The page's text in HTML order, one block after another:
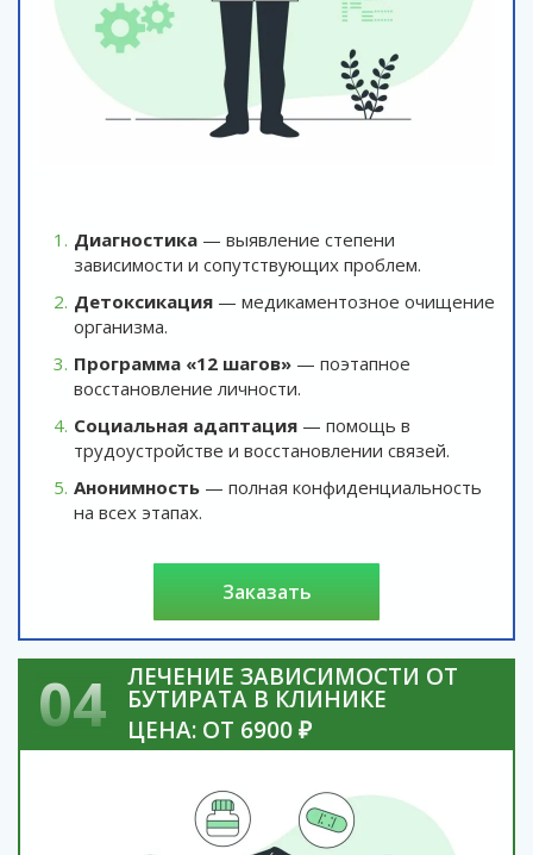
Диагностика — выявление степени
зависимости и сопутствующих проблем.
Детоксикация — медикаментозное очищение
организма.
Программа «12 шагов» — поэтапное
восстановление личности.
Социальная адаптация — помощь в
трудоустройстве и восстановлении связей.
Анонимность — полная конфиденциальность
на всех этапах.
заказать
04 ЛЕЧЕНИЕ ЗАВИСИМОСТИ ОТ
БУТИРАТА В КЛИНИКЕ
ЦЕНА: ОТ 6900 ₽